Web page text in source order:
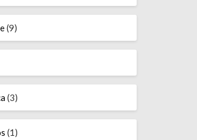
(9)
(3)
(1)